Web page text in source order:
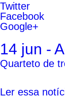
Twitter
Facebook
Google+
14 jun -
Quarteto de
Ler essa